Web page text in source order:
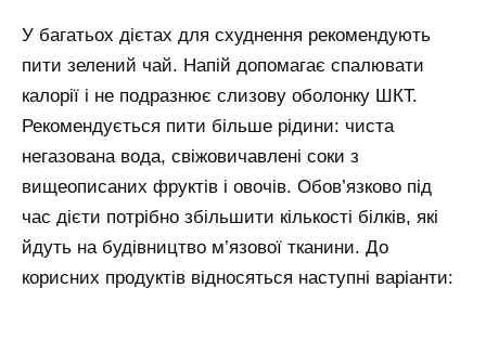
У багатьох дієтах для схуднення рекомендують
пити зелений чай. Напій допомагає спалювати
калорії і не подразнює слизову оболонку ШКТ.
Рекомендується пити більше рідини: чиста
негазована вода, свіжовичавлені соки з
вищеописаних фруктів і овочів. Обов’язково під
час дієти потрібно збільшити кількості білків, які
йдуть на будівництво м’язової тканини. До
корисних продуктів відносяться наступні варіанти: